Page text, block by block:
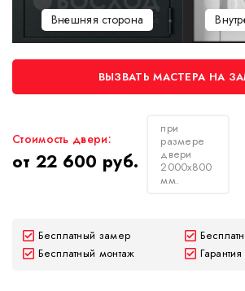
Внешняя сторона
ВЫЗВАТЬ МАСТЕРА НА
Стоимость двери:
от 22 600 руб.
при
размере
двери
2000х800
мм.
Бесплатный замер
Бесплатный монтаж